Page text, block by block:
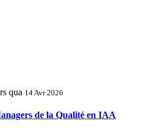
14 Avr 2026
de la Qualité en IAA